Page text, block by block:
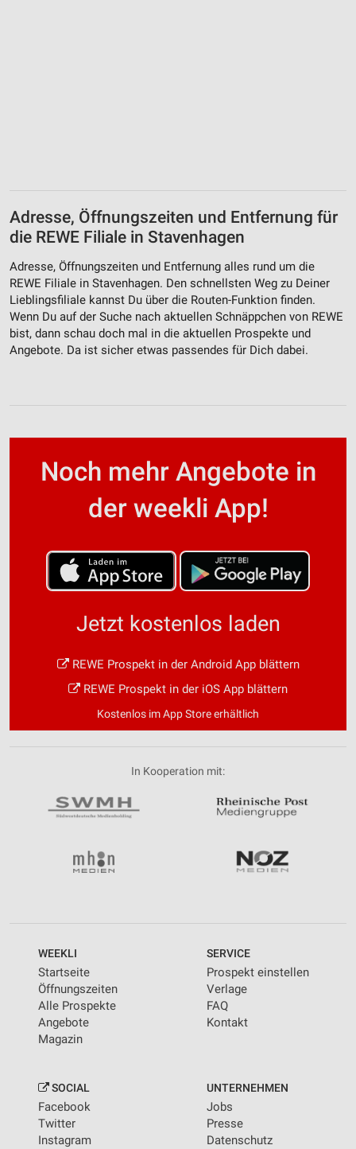
Adresse, Öffnungszeiten und Entfernung für
die REWE Filiale in Stavenhagen
Adresse, Öffnungszeiten und Entfernung alles rund um die
REWE Filiale in Stavenhagen. Den schnellsten Weg zu Deiner
Lieblingsfiliale kannst Du über die Routen-Funktion finden.
Wenn Du auf der Suche nach aktuellen Schnäppchen von REWE
bist, dann schau doch mal in die aktuellen Prospekte und
Angebote. Da ist sicher etwas passendes für Dich dabei.
Noch mehr Angebote in
der weekli App!
Jetzt kostenlos laden
REWE Prospekt in der Android App blättern
REWE Prospekt in der iOS App blättern
Kostenlos im App Store erhältlich
In Kooperation mit:
WEEKLI
Startseite
Öffnungszeiten
Alle Prospekte
Angebote
Magazin
SERVICE
Prospekt einstellen
Verlage
FAQ
Kontakt
SOCIAL
Facebook
Twitter
Instagram
UNTERNEHMEN
Jobs
Presse
Datenschutz